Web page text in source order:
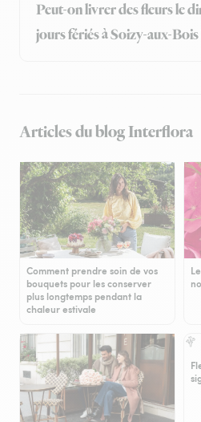
Peut-on livrer des fleurs le
jours fériés à Soizy-aux-Bois
Articles du blog Interflora
Comment prendre soin de vos
bouquets pour les conserver
plus longtemps pendant la
chaleur estivale